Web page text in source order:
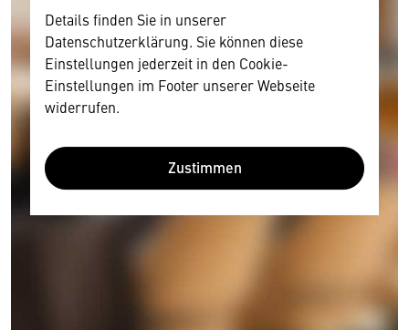
Details finden Sie in unserer
Datenschutzerklärung. Sie können diese
Einstellungen jederzeit in den Cookie-
Einstellungen im Footer unserer Webseite
widerrufen.
Zustimmen